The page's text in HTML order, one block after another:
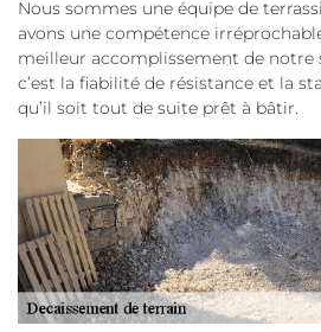
Nous sommes une équipe de
avons une compétence
meilleur accomplissement de notre
c’est la fiabilité de résistance et la
qu’il soit tout de suite prêt à bâtir.